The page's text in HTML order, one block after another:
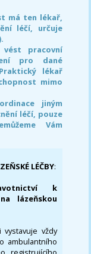
má ten lékař,
léčí, určuje
pracovní
pro dané
lékař
mimo
jiným
léčí, pouze
Vám
LÉČBY:
k
lázeňskou
vždy
ambulantního